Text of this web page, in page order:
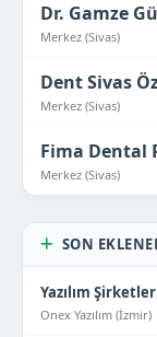
Dr. Gamze
Merkez (Sivas)
Dent Sivas
Merkez (Sivas)
Fima Dental
Merkez (Sivas)
SON
Yazılım
Onex Yazılım (İzmir)